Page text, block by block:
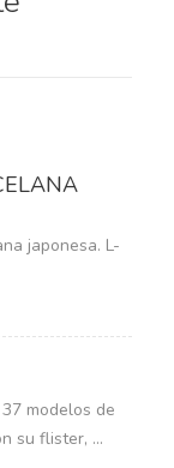
japonesa. L-
modelos de
su flister, ...